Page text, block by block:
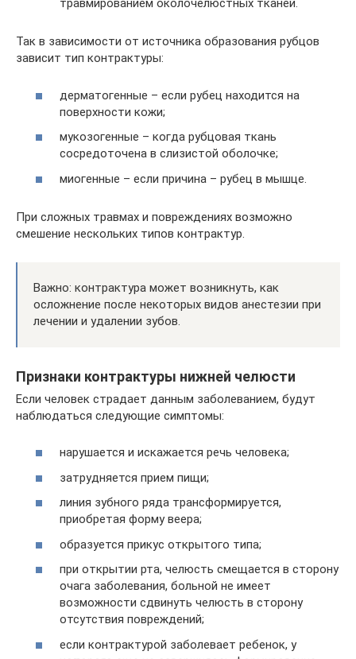
травмированием околочелюстных тканей.
Так в зависимости от источника образования рубцов
зависит тип контрактуры:
дерматогенные – если рубец находится на
поверхности кожи;
мукозогенные – когда рубцовая ткань
сосредоточена в слизистой оболочке;
миогенные – если причина – рубец в мышце.
При сложных травмах и повреждениях возможно
смешение нескольких типов контрактур.
Важно: контрактура может возникнуть, как
осложнение после некоторых видов анестезии при
лечении и удалении зубов.
Признаки контрактуры нижней челюсти
Если человек страдает данным заболеванием, будут
наблюдаться следующие симптомы:
нарушается и искажается речь человека;
затрудняется прием пищи;
линия зубного ряда трансформируется,
приобретая форму веера;
образуется прикус открытого типа;
при открытии рта, челюсть смещается в сторону
очага заболевания, больной не имеет
возможности сдвинуть челюсть в сторону
отсутствия повреждений;
если контрактурой заболевает ребенок, у